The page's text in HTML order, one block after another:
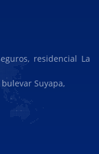
residencial La
Suyapa,